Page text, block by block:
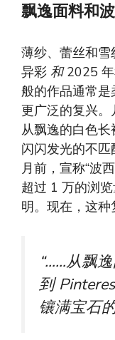
飘逸面料和
薄纱、蕾丝和
异彩 和2025
般的作品通常
更广泛的复兴。
从飘逸的白色
闪闪发光的不
月前，宣称“波
超过 1 万的浏
明。现在，这种
“……从飘
到
镶满宝石